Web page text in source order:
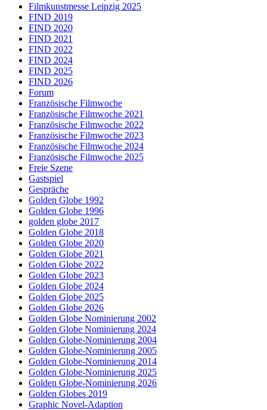
Filmkunstmesse Leipzig 2025
FIND 2019
FIND 2020
FIND 2021
FIND 2022
FIND 2024
FIND 2025
FIND 2026
Forum
Französische Filmwoche
Französische Filmwoche 2021
Französische Filmwoche 2022
Französische Filmwoche 2023
Französische Filmwoche 2024
Französische Filmwoche 2025
Freie Szene
Gastspiel
Gespräche
Golden Globe 1992
Golden Globe 1996
golden globe 2017
Golden Globe 2018
Golden Globe 2020
Golden Globe 2021
Golden Globe 2022
Golden Globe 2023
Golden Globe 2024
Golden Globe 2025
Golden Globe 2026
Golden Globe Nominierung 2002
Golden Globe Nominierung 2024
Golden Globe-Nominierung 2004
Golden Globe-Nominierung 2005
Golden Globe-Nominierung 2014
Golden Globe-Nominierung 2025
Golden Globe-Nominierung 2026
Golden Globes 2019
Graphic Novel-Adaption